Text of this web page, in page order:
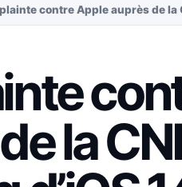
contre Apple auprès de la
la